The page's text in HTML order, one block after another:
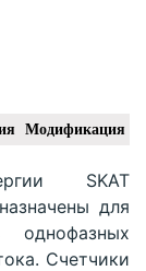
Модификация
SKAT
для
Счетчики